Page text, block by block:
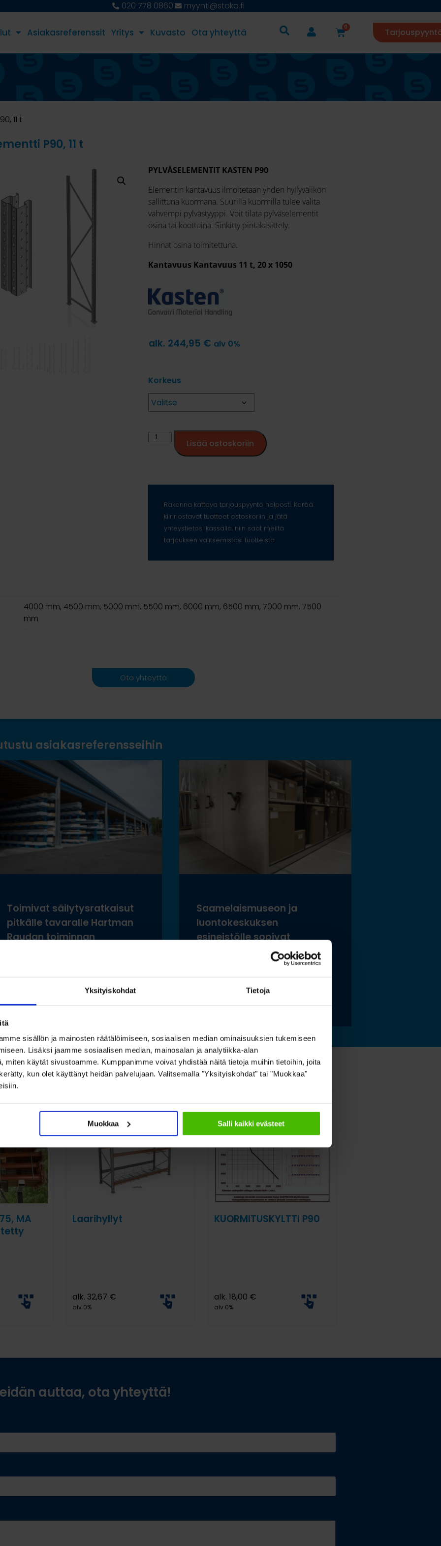
Yksityiskohdat Tietoja
sisällön ja mainosten räätälöimiseen, sosiaalisen median ominaisuuksien tukemiseen
Lisäksi jaamme sosiaalisen median, mainosalan ja analytiikka-alan
miten käytät sivustoamme. Kumppanimme voivat yhdistää näitä tietoja muihin tietoihin, joita
kun olet käyttänyt heidän palvelujaan. Valitsemalla "Yksityiskohdat" tai "Muokkaa"
Muokkaa Salli kaikki evästeet
020 778 0860 myynti@stoka.fi
Asiakasreferenssit Yritys Kuvasto Ota yhteyttä 0
11 t
P90, 11 t
PYLVÄSELEMENTIT KASTEN P90
Elementin kantavuus ilmoitetaan yhden hyllyvälikön
sallittuna kuormana. Suurilla kuormilla tulee valita
vahvempi pylvästyyppi. Voit tilata pylväselementit
osina tai koottuina. Sinkitty pintakäsittely.
Hinnat osina toimitettuna.
Kantavuus Kantavuus 11 t, 20 x 1050
alk. 244,95 € alv 0%
Korkeus
Lisää ostoskoriin
Rakenna kattava tarjouspyyntö helposti. Kerää
kiinnostavat tuotteet ostoskoriin ja jätä
yhteystietosi kassalla, niin saat meiltä
tarjouksen valitsemistasi tuotteista.
4000 mm, 4500 mm, 5000 mm, 5500 mm, 6000 mm, 6500 mm, 7000 mm, 7500
mm
Ota yhteyttä
asiakasreferensseihin
Toimivat säilytysratkaisut
pitkälle tavaralle Hartman
Raudan toiminnan
Saamelaismuseon ja
luontokeskuksen
esineistölle sopivat
ilmastoidut ja kestävät
säilytysratkaisut
Lue lisää »
Katso myös nämä
MA
Laarihyllyt
alk. 32,67 €
alv 0%
KUORMITUSKYLTTI P90
alk. 18,00 €
alv 0%
auttaa, ota yhteyttä!